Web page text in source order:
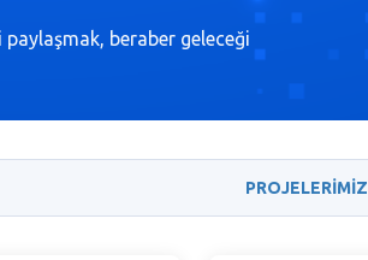
beraber geleceği
PROJELERİMİZ